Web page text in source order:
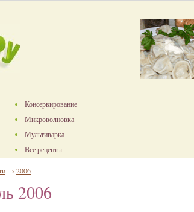
Консервирование
Микроволновка
Мультиварка
Все рецепты
→ 2006
2006